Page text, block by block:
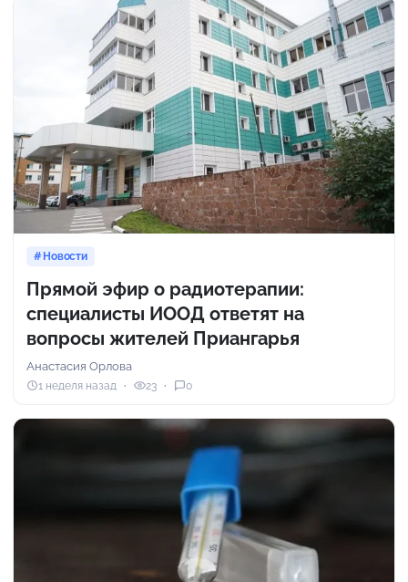
Новости
Прямой эфир о радиотерапии:
специалисты ИООД ответят на
вопросы жителей Приангарья
Анастасия Орлова
1 неделя назад 23 0